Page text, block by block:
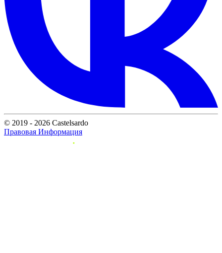
© 2019 - 2026 Castelsardo
Правовая Информация